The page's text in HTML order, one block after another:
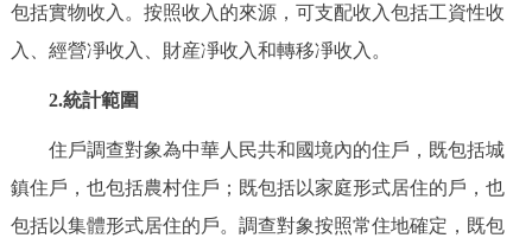
多語種
ENGLISH
DEUTSCH FRANÇAIS РУССКИЙ ЯЗЫК
ESPAÑOL العربية PORTUGUÊS
包括實物收入。按照收入的來源，可支配收入包括工資性收
入、經營凈收入、財産凈收入和轉移凈收入。
2.統計範圍
住戶調查對象為中華人民共和國境內的住戶，既包括城
鎮住戶，也包括農村住戶；既包括以家庭形式居住的戶，也
包括以集體形式居住的戶。調查對象按照常住地確定，既包